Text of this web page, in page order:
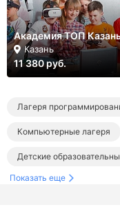
Академия ТОП
Казань
11 380 руб.
Лагеря
Компьютерные лагеря
Детские
Детские лагеря с
Показать еще